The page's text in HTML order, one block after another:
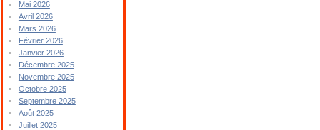
Mai 2026
Avril 2026
Mars 2026
Février 2026
Janvier 2026
Décembre 2025
Novembre 2025
Octobre 2025
Septembre 2025
Août 2025
Juillet 2025